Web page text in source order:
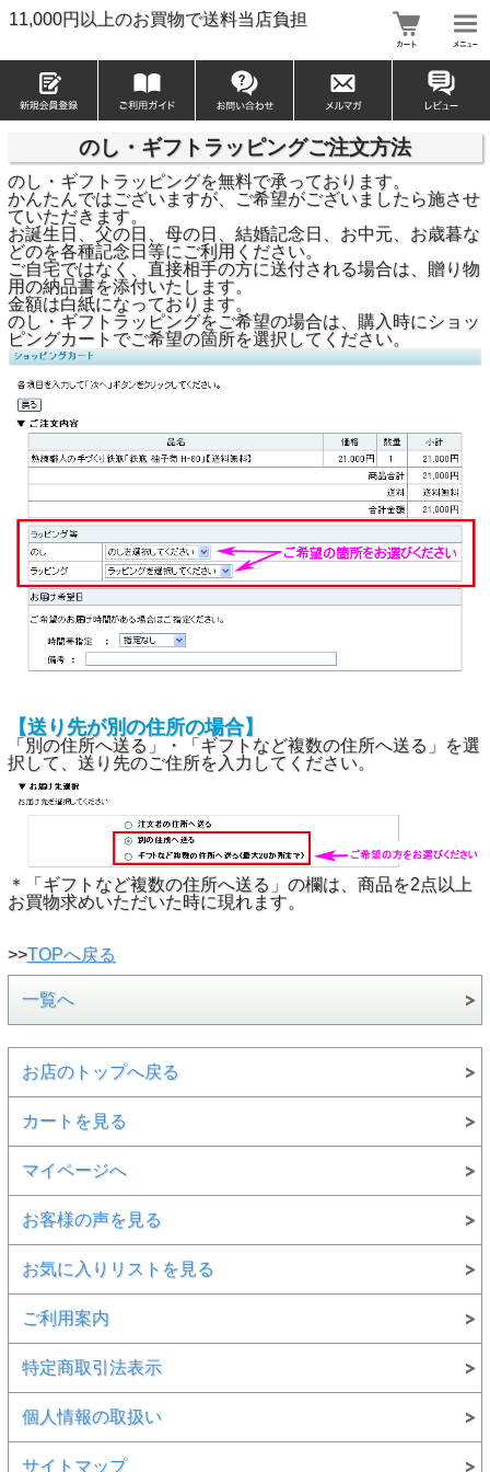
11,000円以上のお買物で送料当店負担
のし・ギフトラッピングご注文方法
のし・ギフトラッピングを無料で承っております。
かんたんではございますが、ご希望がございましたら施させ
ていただきます。
お誕生日、父の日、母の日、結婚記念日、お中元、お歳暮な
どのを各種記念日等にご利用ください。
ご自宅ではなく、直接相手の方に送付される場合は、贈り物
用の納品書を添付いたします。
金額は白紙になっております。
のし・ギフトラッピングをご希望の場合は、購入時にショッ
ピングカートでご希望の箇所を選択してください。
【送り先が別の住所の場合】
「別の住所へ送る」・「ギフトなど複数の住所へ送る」を選
択して、送り先のご住所を入力してください。
＊「ギフトなど複数の住所へ送る」の欄は、商品を2点以上
お買物求めいただいた時に現れます。
>>TOPへ戻る
一覧へ
お店のトップへ戻る
カートを見る
マイページへ
お客様の声を見る
お気に入りリストを見る
ご利用案内
特定商取引法表示
個人情報の取扱い
サイトマップ